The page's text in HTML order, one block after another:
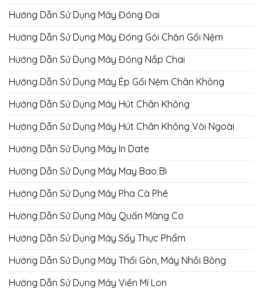
Hướng Dẫn Sử Dụng Máy Đóng Đai
Hướng Dẫn Sử Dụng Máy Đóng Gói Chăn Gối Nệm
Hướng Dẫn Sử Dụng Máy Đóng Nắp Chai
Hướng Dẫn Sử Dụng Máy Ép Gối Nệm Chân Không
Hướng Dẫn Sử Dụng Máy Hút Chân Không
Hướng Dẫn Sử Dụng Máy Hút Chân Không Vòi Ngoài
Hướng Dẫn Sử Dụng Máy In Date
Hướng Dẫn Sử Dụng Máy May Bao Bì
Hướng Dẫn Sử Dụng Máy Pha Cà Phê
Hướng Dẫn Sử Dụng Máy Quấn Màng Co
Hướng Dẫn Sử Dụng Máy Sấy Thực Phẩm
Hướng Dẫn Sử Dụng Máy Thổi Gòn, Máy Nhồi Bông
Hướng Dẫn Sử Dụng Máy Viền Mí Lon